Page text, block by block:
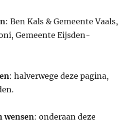
: Ben Kals & Gemeente Vaals,
Gemeente Eijsden-
: halverwege deze pagina,
wensen: onderaan deze